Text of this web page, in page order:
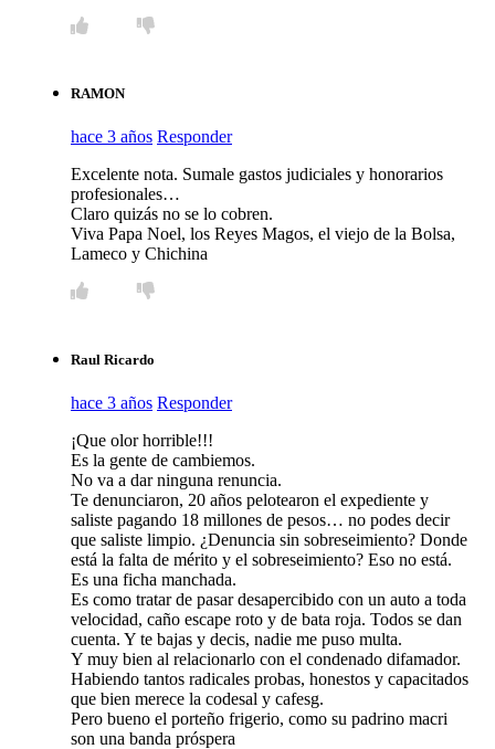
RAMON
hace 3 años Responder
Excelente nota. Sumale gastos judiciales y honorarios
profesionales…
Claro quizás no se lo cobren.
Viva Papa Noel, los Reyes Magos, el viejo de la Bolsa,
Lameco y Chichina
Raul Ricardo
hace 3 años Responder
¡Que olor horrible!!!
Es la gente de cambiemos.
No va a dar ninguna renuncia.
Te denunciaron, 20 años pelotearon el expediente y
saliste pagando 18 millones de pesos… no podes decir
que saliste limpio. ¿Denuncia sin sobreseimiento? Donde
está la falta de mérito y el sobreseimiento? Eso no está.
Es una ficha manchada.
Es como tratar de pasar desapercibido con un auto a toda
velocidad, caño escape roto y de bata roja. Todos se dan
cuenta. Y te bajas y decis, nadie me puso multa.
Y muy bien al relacionarlo con el condenado difamador.
Habiendo tantos radicales probas, honestos y capacitados
que bien merece la codesal y cafesg.
Pero bueno el porteño frigerio, como su padrino macri
son una banda próspera